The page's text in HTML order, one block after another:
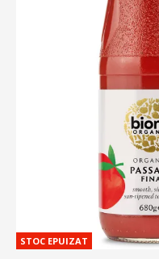
STOC EPUIZAT